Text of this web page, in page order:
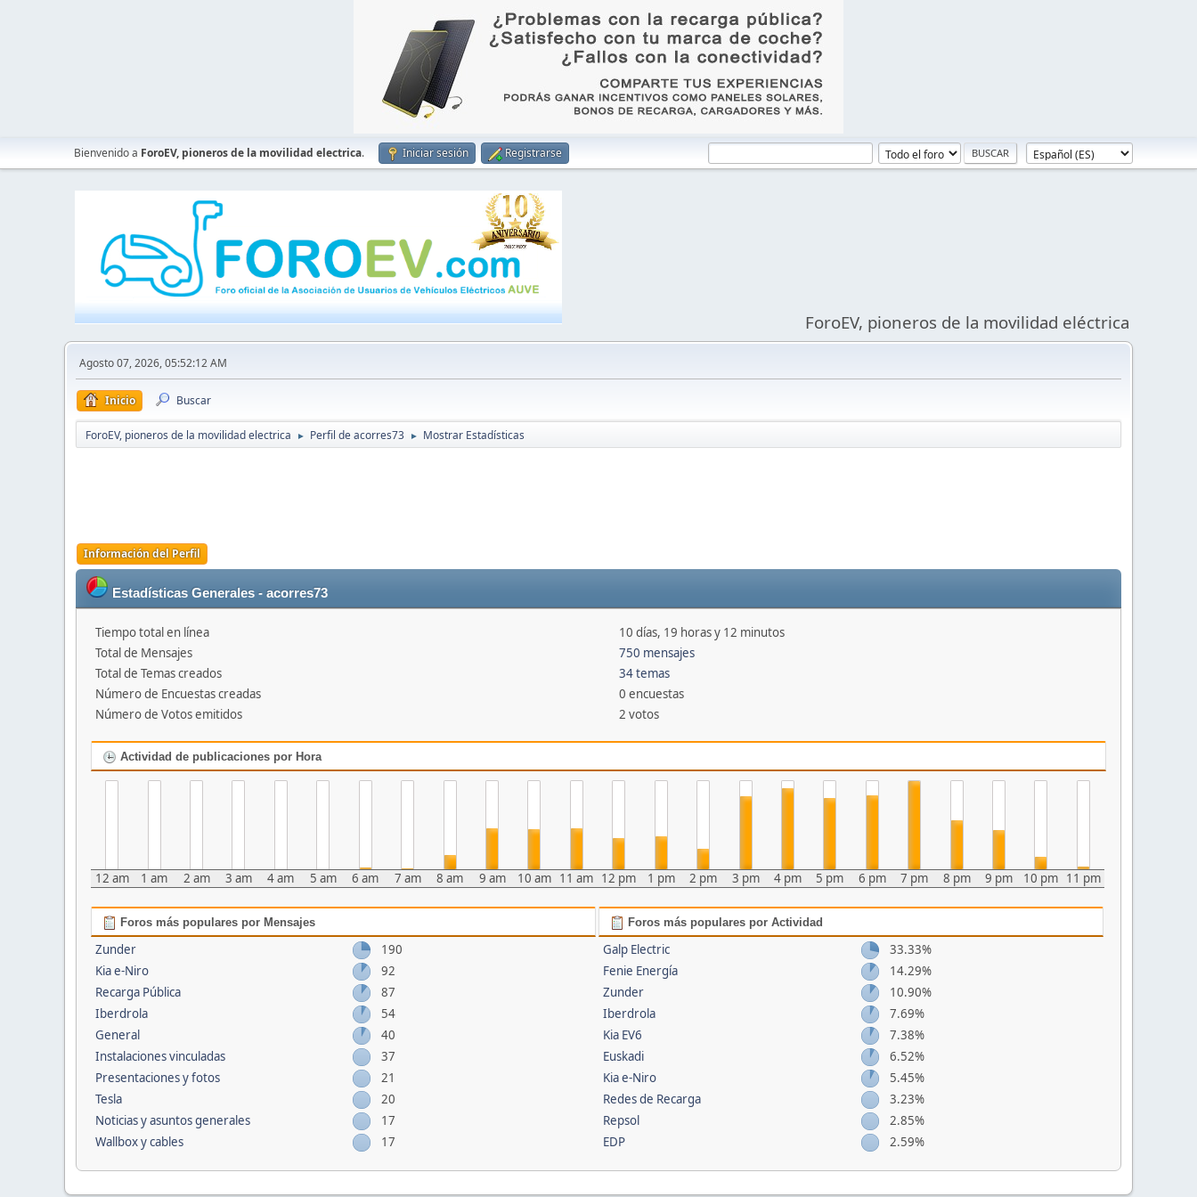
Bienvenido a ForoEV, pioneros de la movilidad electrica. Iniciar sesión Registrarse
ForoEV, pioneros de la movilidad eléctrica
Agosto 07, 2026, 05:52:12 AM
Inicio Buscar
ForoEV, pioneros de la movilidad electrica ► Perfil de acorres73 ► Mostrar Estadísticas
Información del Perfil
Estadísticas Generales - acorres73
Tiempo total en línea
10 días, 19 horas y 12 minutos
Total de Mensajes
750 mensajes
Total de Temas creados
34 temas
Número de Encuestas creadas
0 encuestas
Número de Votos emitidos
2 votos
Actividad de publicaciones por Hora
12 am 1 am 2 am 3 am 4 am 5 am 6 am 7 am 8 am 9 am 10 am 11 am 12 pm 1 pm 2 pm 3 pm 4 pm 5 pm 6 pm 7 pm 8 pm 9 pm 10 pm 11 pm
Foros más populares por Mensajes
Zunder
190
Kia e-Niro
92
Recarga Pública
87
Iberdrola
54
General
40
Instalaciones vinculadas
37
Presentaciones y fotos
21
Tesla
20
Noticias y asuntos generales
17
Wallbox y cables
17
Foros más populares por Actividad
Galp Electric
33.33%
Fenie Energía
14.29%
Zunder
10.90%
Iberdrola
7.69%
Kia EV6
7.38%
Euskadi
6.52%
Kia e-Niro
5.45%
Redes de Recarga
3.23%
Repsol
2.85%
EDP
2.59%